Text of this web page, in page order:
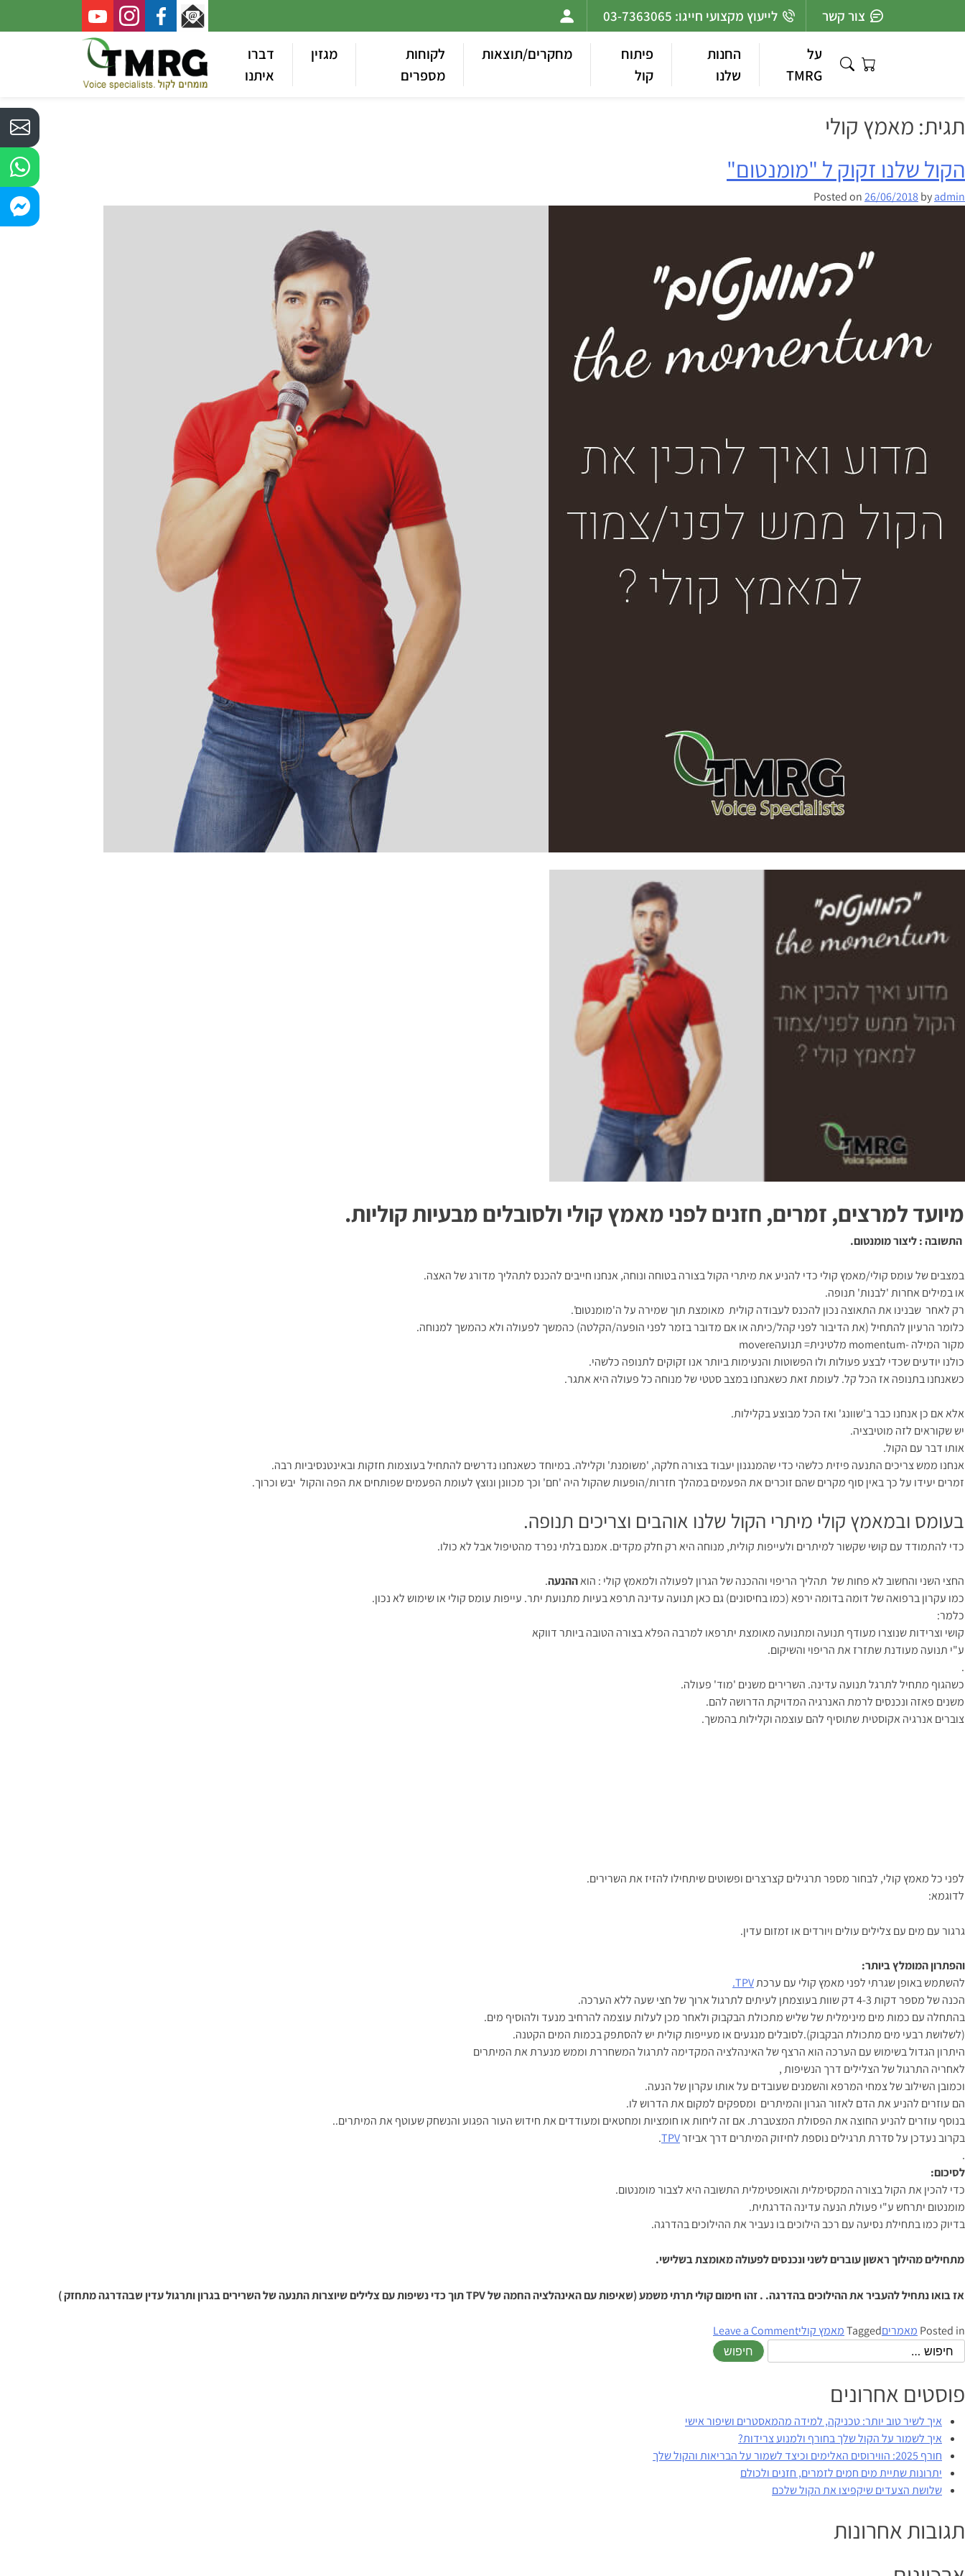
צור קשר לייעוץ מקצועי חייגו: 03-7363065
על
TMRG
החנות
שלנו
פיתוח
קול
מחקרים/תוצאות
לקוחות
מספרים
מגזין
דברו
איתנו
תגית: מאמץ קולי
הקול שלנו זקוק ל "מומנטום"
Posted on26/06/2018byadmin
מיועד למרצים, זמרים, חזנים לפני מאמץ קולי ולסובלים מבעיות קוליות.
התשובה : ליצור מומנטום.
במצבים של עומס קולי/מאמץ קולי כדי להניע את מיתרי הקול בצורה בטוחה ונוחה, אנחנו חייבים להכנס לתהליך מדורג של האצה.
או במילים אחרות 'לבנות' תנופה.
רק לאחר שבנינו את התאוצה נכון להכנס לעבודה קולית מאומצת תוך שמירה על ה'מומנטום'.
כלומר הרעיון להתחיל (את הדיבור לפני קהל/כיתה או אם מדובר בזמר לפני הופעה/הקלטה) כהמשך לפעולה ולא כהמשך למנוחה.
מקור המילה -momentum מלטינית= תנועהmovere
כולנו יודעים שכדי לבצע פעולות ולו הפשוטות והנעימות ביותר אנו זקוקים לתנופה כלשהי.
כשאנחנו בתנופה אז הכל קל. לעומת זאת כשאנחנו במצב סטטי של מנוחה כל פעולה היא אתגר.
אלא אם כן אנחנו כבר ב'שוונג' ואז הכל מבוצע בקלילות.
יש שקוראים לזה מוטיבציה.
אותו דבר עם הקול.
אנחנו ממש צריכים התנעה פיזית כלשהי כדי שהמנגנון יעבוד בצורה חלקה, 'משומנת' וקלילה. במיוחד כשאנחנו נדרשים להתחיל בעוצמות חזקות ובאינטנסיביות רבה.
זמרים יעידו על כך באין סוף מקרים שהם זוכרים את הפעמים במהלך חזרות/הופעות שהקול היה 'חם' וכך מכוונן ונוצץ לעומת הפעמים שפותחים את הפה והקול יבש וכרוך.
בעומס ובמאמץ קולי מיתרי הקול שלנו אוהבים וצריכים תנופה.
כדי להתמודד עם קושי שקשור למיתרים ולעייפות קולית, מנוחה היא רק חלק מקדים. אמנם בלתי נפרד מהטיפול אבל לא כולו.
החצי השני והחשוב לא פחות של תהליך הריפוי וההכנה של הגרון לפעולה ולמאמץ קולי : הואההנעה.
כמו עקרון ברפואה של דומה בדומה ירפא (כמו בחיסונים) גם כאן תנועה עדינה תרפא בעיות מתנועת יתר. עייפות עומס קולי או שימוש לא נכון.
כלמר:
קושי וצרידות שנוצרו מעודף תנועה ומתנועה מאומצת יתרפאו למרבה הפלא בצורה הטובה ביותר דווקא
ע"י תנועה מעודנת שתזרז את הריפוי והשיקום.
.
כשהגוף מתחיל לתרגל תנועה עדינה. השרירים משנים 'מוד' פעולה.
משנים פאזה ונכנסים לרמת האנרגיה המדויקת הדרושה להם.
צוברים אנרגיה אקוסטית שתוסיף להם עוצמה וקלילות בהמשך.
לפני כל מאמץ קולי, לבחור מספר תרגילים קצרצרים ופשוטים שיתחילו להזיז את השרירים.
לדוגמא:
גרגור עם מים עם צלילים עולים ויורדים או זמזום עדין.
והפתרון המומלץ ביותר:
להשתמש באופן שגרתי לפני מאמץ קולי עם ערכתTPV.
הכנה של מספר דקות 4-3 דק שוות בעוצמתן לעיתים לתרגול ארוך של חצי שעה ללא הערכה.
בהתחלה עם כמות מים מינימלית של שליש מתכולת הבקבוק ולאחר מכן לעלות עוצמה להרחיב מנעד ולהוסיף מים.
(לשלושת רבעי מים מתכולת הבקבוק).לסובלים מנגעים או מעייפות קולית יש להסתפק בכמות המים הקטנה.
היתרון הגדול בשימוש עם הערכה הוא הרצף של האינהלציה המקדימה לתרגול המשחררת וממש מנערת את המיתרים
לאחריה התרגול של הצלילים דרך הנשיפות ,
וכמובן השילוב של צמחי המרפא והשמנים שעובדים על אותו עקרון של הנעה.
הם עוזרים להניע את הדם לאזור הגרון והמיתרים ומספקים למקום את הדרוש לו.
בנוסף עוזרים להניע החוצה את הפסולת המצטברת. אם זה ליחות או חומציות ומחטאים ומעודדים את חידוש העור הפגוע והנשחק שעוטף את המיתרים..
בקרוב נעדכן על סדרת תרגילים נוספת לחיזוק המיתרים דרך אביזרTPV
.
.
לסיכום:
כדי להכין את הקול בצורה המקסימלית והאופטימלית התשובה היא לצבור מומנטום.
מומנטום יתרחש ע"י פעולת הנעה עדינה הדרגתית.
בדיוק כמו בתחילת נסיעה עם רכב הילוכים בו נעביר את ההילוכים בהדרגה.
מתחילים מהילוך ראשון עוברים לשני ונכנסים לפעולה מאומצת בשלישי.
אז בואו נתחיל להעביר את ההילוכים בהדרגה. . זהו חימום קולי תרתי משמע (שאיפות עם האינהלציה החמה שלTPVתוך כדי נשיפות עם צלילים שיוצרות התנעה של השרירים בגרון ותרגול עדין שבהדרגה מתחזק )
Posted in מאמריםTaggedמאמץ קוליLeave a Comment
הקול
"מומנטום"
פוסטים אחרונים
איך לשיר טוב יותר: טכניקה, למידה מהמאסטרים ושיפור אישי
איך לשמור על הקול שלך בחורף ולמנוע צרידות?
חורף 2025: הווירוסים האלימים וכיצד לשמור על הבריאות והקול שלך
יתרונות שתיית מים חמים לזמרים, חזנים ולכולם
שלושת הצעדים שיקפיצו את הקול שלכם
תגובות אחרונות